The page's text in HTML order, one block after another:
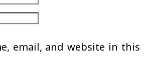
email, and website in this